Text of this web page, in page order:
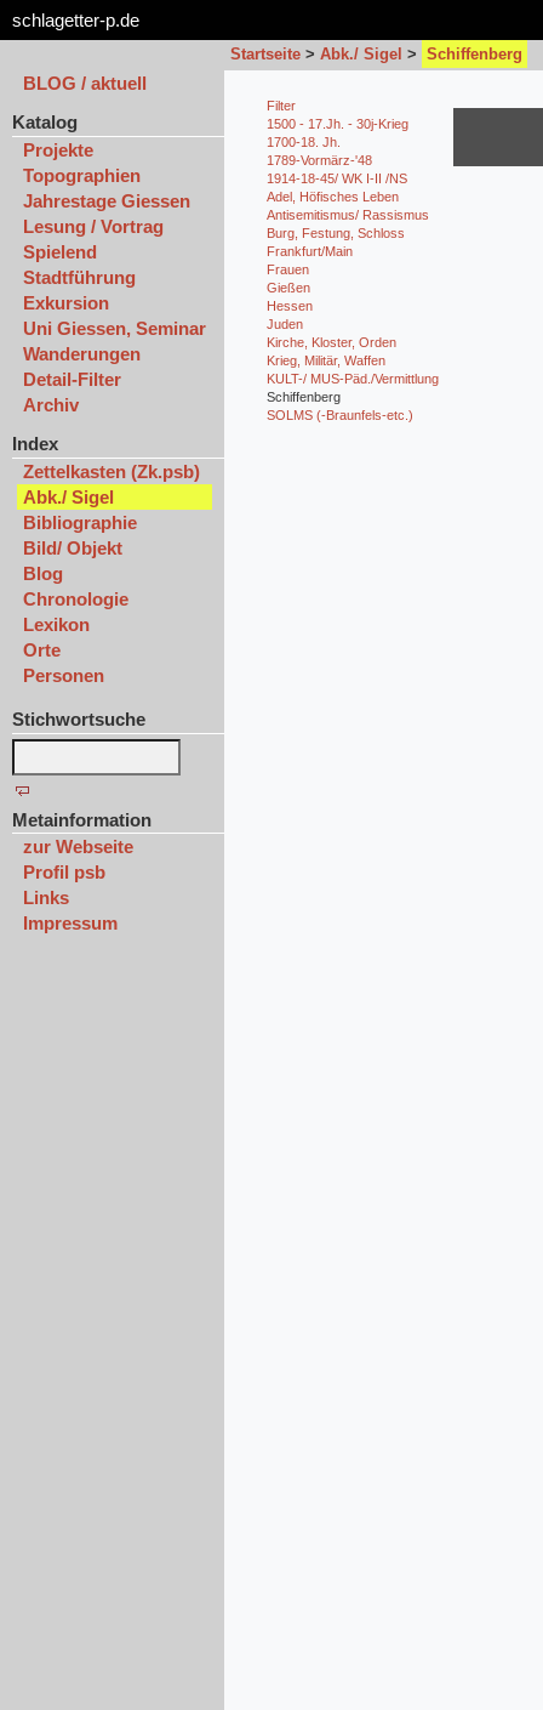
schlagetter-p.de
Startseite > Abk./ Sigel > Schiffenberg
BLOG / aktuell
Katalog
Projekte
Topographien
Jahrestage Giessen
Lesung / Vortrag
Spielend
Stadtführung
Exkursion
Uni Giessen, Seminar
Wanderungen
Detail-Filter
Archiv
Index
Zettelkasten (Zk.psb)
Abk./ Sigel
Bibliographie
Bild/ Objekt
Blog
Chronologie
Lexikon
Orte
Personen
Stichwortsuche
Metainformation
zur Webseite
Profil psb
Links
Impressum
Filter
1500 - 17.Jh. - 30j-Krieg
1700-18. Jh.
1789-Vormärz-'48
1914-18-45/ WK I-II /NS
Adel, Höfisches Leben
Antisemitismus/ Rassismus
Burg, Festung, Schloss
Frankfurt/Main
Frauen
Gießen
Hessen
Juden
Kirche, Kloster, Orden
Krieg, Militär, Waffen
KULT-/ MUS-Päd./Vermittlung
Schiffenberg
SOLMS (-Braunfels-etc.)